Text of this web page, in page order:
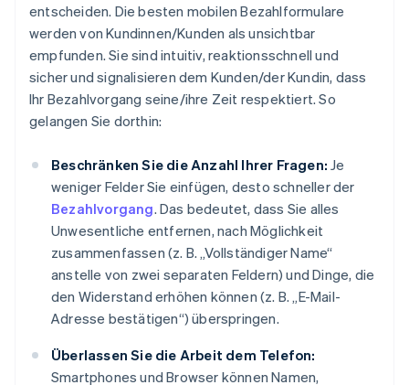
entscheiden. Die besten mobilen Bezahlformulare
werden von Kundinnen/Kunden als unsichtbar
empfunden. Sie sind intuitiv, reaktionsschnell und
sicher und signalisieren dem Kunden/der Kundin, dass
Ihr Bezahlvorgang seine/ihre Zeit respektiert. So
gelangen Sie dorthin:
Beschränken Sie die Anzahl Ihrer Fragen: Je
weniger Felder Sie einfügen, desto schneller der
Bezahlvorgang. Das bedeutet, dass Sie alles
Unwesentliche entfernen, nach Möglichkeit
zusammenfassen (z. B. „Vollständiger Name“
anstelle von zwei separaten Feldern) und Dinge, die
den Widerstand erhöhen können (z. B. „E-Mail-
Adresse bestätigen“) überspringen.
Überlassen Sie die Arbeit dem Telefon:
Smartphones und Browser können Namen,